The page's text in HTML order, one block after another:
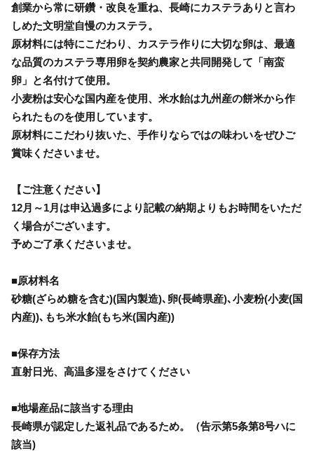
創業から常に研鑽・改良を重ね、長崎にカステラありと言わ
しめた文明堂自慢のカステラ。
原材料には特にこだわり、カステラ作りに大切な卵は、最適
な品質のカステラ専用卵を契約農家と共同開発して「南蛮
卵」と名付けて使用。
小麦粉は安心な国内産を使用、米水飴は九州産の餅米から作
られたものを使用しています。
原材料にこだわり抜いた、手作りならではの味わいをぜひご
賞味くださいませ。
【ご注意ください】
12月～1月は申込過多により記載の納期よりもお時間をいただ
く場合がございます。
予めご了承くださいませ。
■原材料名
砂糖(ざらめ糖を含む)(国内製造)､卵(長崎県産)､小麦粉(小麦(国
内産))､もち米水飴(もち米(国内産))
■保存方法
直射日光、高温多湿をさけてください
■地場産品に該当する理由
長崎県が認定した返礼品であるため。（告示第5条第8号ハに
該当)